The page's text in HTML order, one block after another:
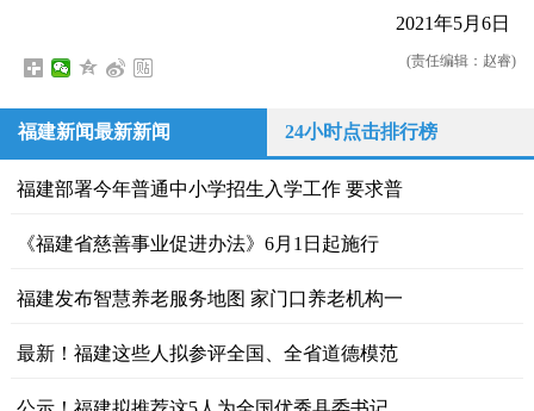
2021年5月6日
(责任编辑：赵睿)
福建新闻最新新闻 24小时点击排行榜
福建部署今年普通中小学招生入学工作 要求普
《福建省慈善事业促进办法》6月1日起施行
福建发布智慧养老服务地图 家门口养老机构一
最新！福建这些人拟参评全国、全省道德模范